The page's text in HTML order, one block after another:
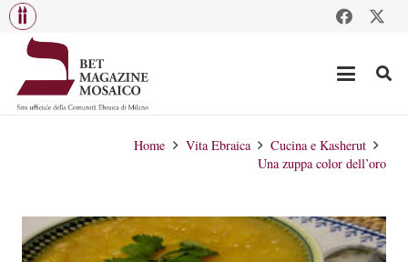
Home Vita Ebraica
Cucina e Kasherut
Una zuppa color dell’oro